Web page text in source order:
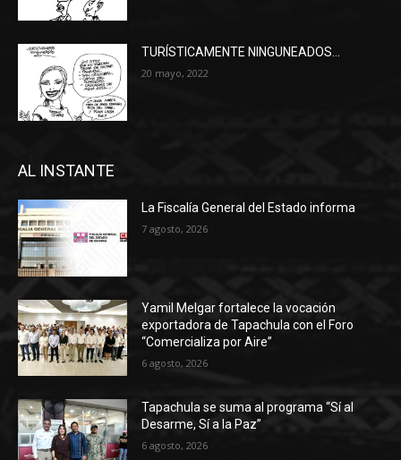
TURÍSTICAMENTE NINGUNEADOS…
20 mayo, 2022
AL INSTANTE
La Fiscalía General del Estado informa
7 agosto, 2026
Yamil Melgar fortalece la vocación
exportadora de Tapachula con el Foro
“Comercializa por Aire”
6 agosto, 2026
Tapachula se suma al programa “Sí al
Desarme, Sí a la Paz”
6 agosto, 2026